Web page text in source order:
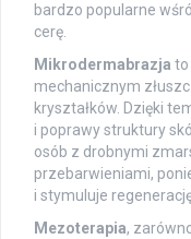
bardzo popularne
cerę.
Mikrodermabrazja to
mechanicznym
kryształków. Dzięki
i poprawy struktury
osób z drobnymi
przebarwieniami,
i stymuluje
Mezoterapia,